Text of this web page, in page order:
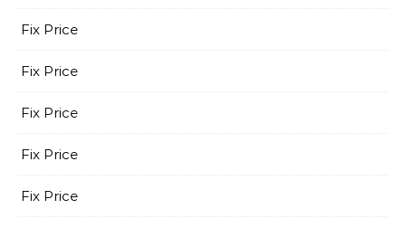
Fix Price
Fix Price
Fix Price
Fix Price
Fix Price